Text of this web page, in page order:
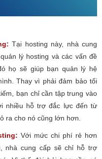
Tại hosting này, nhà cung
lý hosting và các vấn đề
họ sẽ giúp bạn quản lý hệ
Thay vì phải đảm bảo tối
bạn chỉ cần tập trung vào
nhiều hỗ trợ đắc lực đến từ
ra cho nó cũng lớn hơn.
Với mức chi phí rẻ hơn
nhà cung cấp sẽ chỉ hỗ trợ